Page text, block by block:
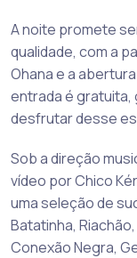
A noite promete
qualidade, com a
Ohana e a
entrada é gratuita,
desfrutar desse
Sob a direção
vídeo por Chico
uma seleção de
Batatinha,
Conexão Negra,